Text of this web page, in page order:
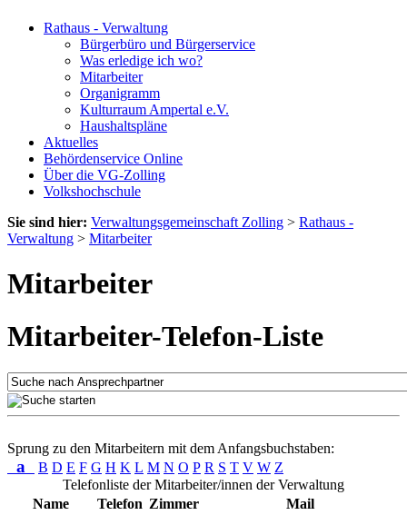
Rathaus - Verwaltung
Bürgerbüro und Bürgerservice
Was erledige ich wo?
Mitarbeiter
Organigramm
Kulturraum Ampertal e.V.
Haushaltspläne
Aktuelles
Behördenservice Online
Über die VG-Zolling
Volkshochschule
Sie sind hier: Verwaltungsgemeinschaft Zolling > Rathaus -
Verwaltung > Mitarbeiter
Mitarbeiter
Mitarbeiter-Telefon-Liste
Sprung zu den Mitarbeitern mit dem Anfangsbuchstaben:
a B D E F G H K L M N O P R S T V W Z
Telefonliste der Mitarbeiter/innen der Verwaltung
Name
Telefon Zimmer
Mail